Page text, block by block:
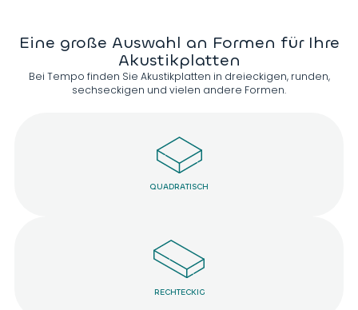
D960 D656 D961 D964
D691 D971
Eine große Auswahl an Formen für Ihre
Akustikplatten
Bei Tempo finden Sie Akustikplatten in dreieckigen, runden,
sechseckigen und vielen andere Formen.
QUADRATISCH
RECHTECKIG